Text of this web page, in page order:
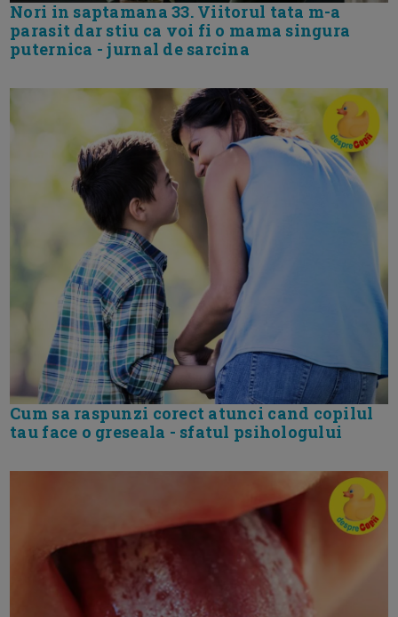
Nori in saptamana 33. Viitorul tata m-a
parasit dar stiu ca voi fi o mama singura
puternica - jurnal de sarcina
Cum sa raspunzi corect atunci cand copilul
tau face o greseala - sfatul psihologului